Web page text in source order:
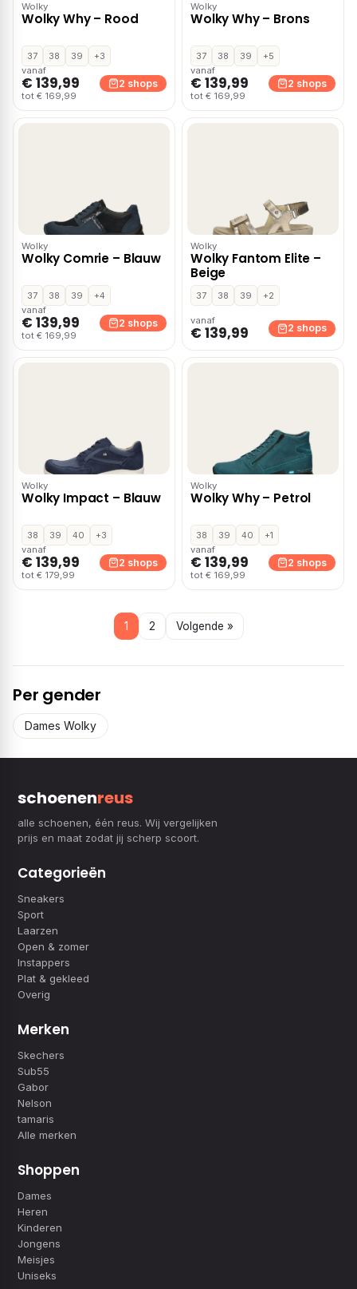
Wolky
Wolky Why – Rood
37 38 39
+3
vanaf
€ 139,99
tot € 169,99
2 shops
Wolky
Wolky Why – Brons
37 38 39
+5
vanaf
€ 139,99
tot € 169,99
2 shops
Wolky
Wolky Comrie – Blauw
37 38 39
+4
vanaf
€ 139,99
tot € 169,99
2 shops
Wolky
Wolky Fantom Elite –
Beige
37 38 39 +2
vanaf
€ 139,99 2 shops
Wolky
Wolky Impact – Blauw
38 39 40
+3
vanaf
€ 139,99
tot € 179,99
2 shops
Wolky
Wolky Why – Petrol
38 39 40
+1
vanaf
€ 139,99
tot € 169,99
2 shops
1 2 Volgende »
Per gender
Dames Wolky
schoenenreus
alle schoenen, één reus. Wij vergelijken
prijs en maat zodat jij scherp scoort.
Categorieën
Sneakers
Sport
Laarzen
Open & zomer
Instappers
Plat & gekleed
Overig
Merken
Skechers
Sub55
Gabor
Nelson
tamaris
Alle merken
Shoppen
Dames
Heren
Kinderen
Jongens
Meisjes
Uniseks